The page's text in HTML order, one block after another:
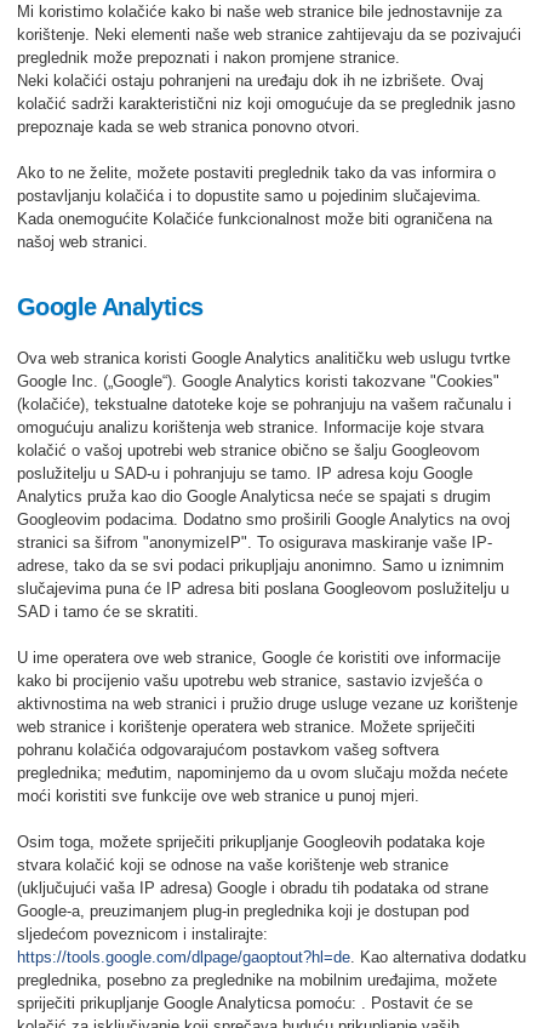
Mi koristimo kolačiće kako bi naše web stranice bile jednostavnije za
korištenje. Neki elementi naše web stranice zahtijevaju da se pozivajući
preglednik može prepoznati i nakon promjene stranice.
Neki kolačići ostaju pohranjeni na uređaju dok ih ne izbrišete. Ovaj
kolačić sadrži karakteristični niz koji omogućuje da se preglednik jasno
prepoznaje kada se web stranica ponovno otvori.
Ako to ne želite, možete postaviti preglednik tako da vas informira o
postavljanju kolačića i to dopustite samo u pojedinim slučajevima.
Kada onemogućite Kolačiće funkcionalnost može biti ograničena na
našoj web stranici.
Google Analytics
Ova web stranica koristi Google Analytics analitičku web uslugu tvrtke
Google Inc. („Google“). Google Analytics koristi takozvane "Cookies"
(kolačiće), tekstualne datoteke koje se pohranjuju na vašem računalu i
omogućuju analizu korištenja web stranice. Informacije koje stvara
kolačić o vašoj upotrebi web stranice obično se šalju Googleovom
poslužitelju u SAD-u i pohranjuju se tamo. IP adresa koju Google
Analytics pruža kao dio Google Analyticsa neće se spajati s drugim
Googleovim podacima. Dodatno smo proširili Google Analytics na ovoj
stranici sa šifrom "anonymizeIP". To osigurava maskiranje vaše IP-
adrese, tako da se svi podaci prikupljaju anonimno. Samo u iznimnim
slučajevima puna će IP adresa biti poslana Googleovom poslužitelju u
SAD i tamo će se skratiti.
U ime operatera ove web stranice, Google će koristiti ove informacije
kako bi procijenio vašu upotrebu web stranice, sastavio izvješća o
aktivnostima na web stranici i pružio druge usluge vezane uz korištenje
web stranice i korištenje operatera web stranice. Možete spriječiti
pohranu kolačića odgovarajućom postavkom vašeg softvera
preglednika; međutim, napominjemo da u ovom slučaju možda nećete
moći koristiti sve funkcije ove web stranice u punoj mjeri.
Osim toga, možete spriječiti prikupljanje Googleovih podataka koje
stvara kolačić koji se odnose na vaše korištenje web stranice
(uključujući vaša IP adresa) Google i obradu tih podataka od strane
Google-a, preuzimanjem plug-in preglednika koji je dostupan pod
sljedećom poveznicom i instalirajte:
https://tools.google.com/dlpage/gaoptout?hl=de. Kao alternativa dodatku
preglednika, posebno za preglednike na mobilnim uređajima, možete
spriječiti prikupljanje Google Analyticsa pomoću: . Postavit će se